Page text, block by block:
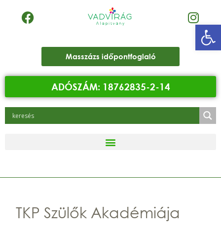
Masszázs időpontfoglaló
ADÓSZÁM: 18762835-2-14
TKP Szülők Akadémiája